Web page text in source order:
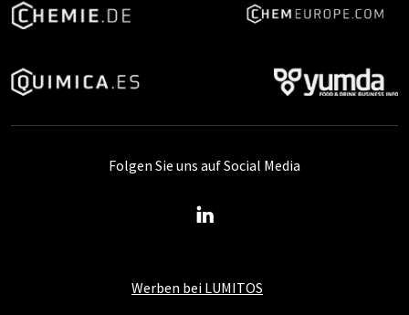
Werben bei LUMITOS
Folgen Sie uns auf Social Media